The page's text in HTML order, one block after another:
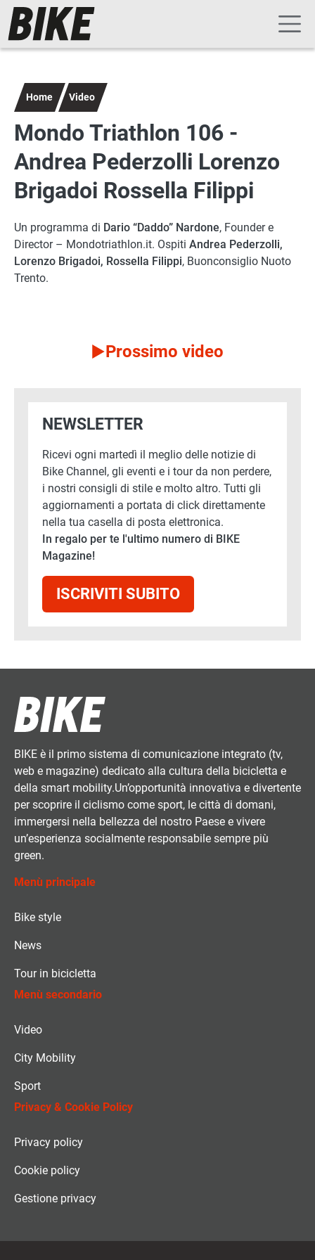
Salta al contenuto principale
Navigazione principale
Home Video
Mondo Triathlon 106 -
Andrea Pederzolli Lorenzo
Brigadoi Rossella Filippi
Un programma di Dario “Daddo” Nardone, Founder e
Director – Mondotriathlon.it. Ospiti Andrea Pederzolli,
Lorenzo Brigadoi, Rossella Filippi, Buonconsiglio Nuoto
Trento.
Prossimo video
NEWSLETTER
Ricevi ogni martedì il meglio delle notizie di
Bike Channel, gli eventi e i tour da non perdere,
i nostri consigli di stile e molto altro. Tutti gli
aggiornamenti a portata di click direttamente
nella tua casella di posta elettronica.
In regalo per te l'ultimo numero di BIKE
Magazine!
ISCRIVITI SUBITO
BIKE è il primo sistema di comunicazione integrato (tv,
web e magazine) dedicato alla cultura della bicicletta e
della smart mobility.Un’opportunità innovativa e divertente
per scoprire il ciclismo come sport, le città di domani,
immergersi nella bellezza del nostro Paese e vivere
un’esperienza socialmente responsabile sempre più
green.
Menù principale
Bike style
News
Tour in bicicletta
Menù secondario
Video
City Mobility
Sport
Privacy & Cookie Policy
Privacy policy
Cookie policy
Gestione privacy